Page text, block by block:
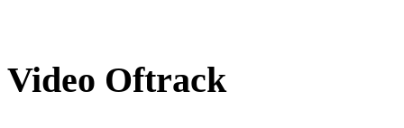
Video Oftrack